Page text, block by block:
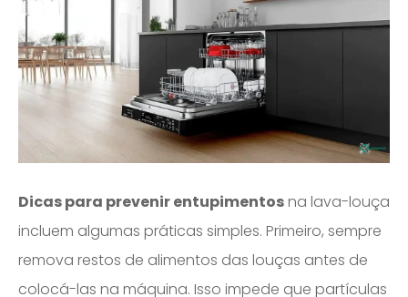
Dicas para prevenir entupimentosna lava-louça
incluem algumas práticas simples. Primeiro, sempre
remova restos de alimentos das louças antes de
colocá-las na máquina. Isso impede que partículas